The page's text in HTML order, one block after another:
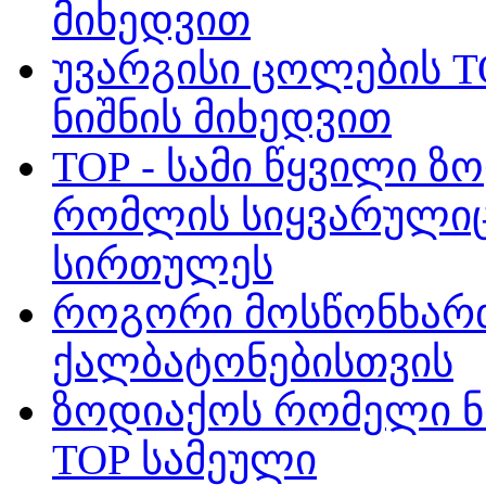
მიხედვით
უვარგისი ცოლების
ნიშნის მიხედვით
TOP - სამი წყვილი
რომლის
სირთულეს
როგორი მოსწონხართ
ქალბატონებისთვის
ზოდიაქოს რომელი
TOP სამეული